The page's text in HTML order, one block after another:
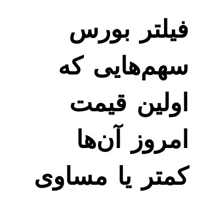
فیلتر بورس
سهم‌هایی که
اولین قیمت
امروز آن‌ها
کمتر یا مساوی